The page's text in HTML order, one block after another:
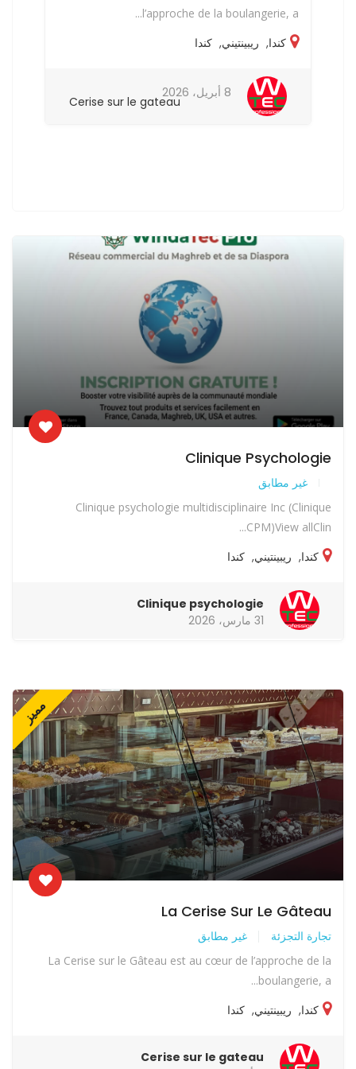
l’approche de la boulangerie, a...
كندا, ريبينتيني, كندا
Cerise sur le gateau
8 أبريل، 2026
Clinique Psychologie
غير مطابق
Clinique psychologie multidisciplinaire Inc (Clinique
CPM)View allClin...
كندا, ريبينتيني, كندا
Clinique psychologie
31 مارس، 2026
مميز
La Cerise Sur Le Gâteau
تجارة التجزئة غير مطابق
La Cerise sur le Gâteau est au cœur de l’approche de la
boulangerie, a...
كندا, ريبينتيني, كندا
Cerise sur le gateau